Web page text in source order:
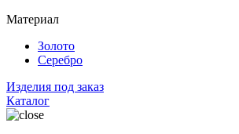
Материал
Золото
Серебро
Изделия под заказ
Каталог